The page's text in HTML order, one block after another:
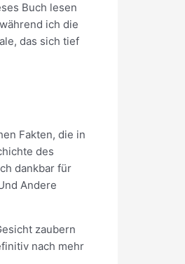
Buch lesen
ich die
das sich tief
Fakten, die in
des
dankbar für
Andere
zaubern
nach mehr